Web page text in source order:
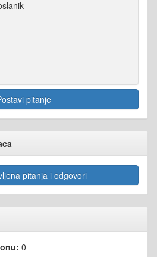
pitanje
pitanja i odgovori
0